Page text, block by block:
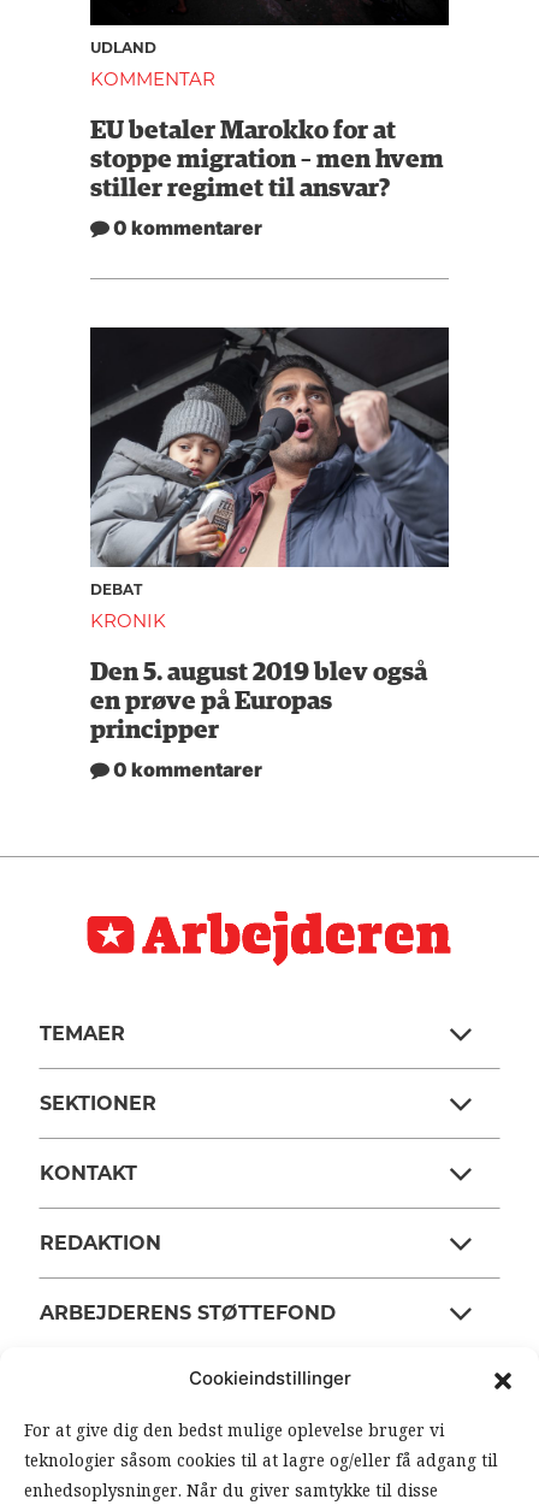
Cookieindstillinger
For at give dig den bedst mulige oplevelse bruger vi
teknologier såsom cookies til at lagre og/eller få adgang til
enhedsoplysninger. Når du giver samtykke til disse
UDLAND
KOMMENTAR
EU betaler Marokko for at
stoppe migration – men hvem
stiller regimet til ansvar?
0 kommentarer
DEBAT
KRONIK
Den 5. august 2019 blev også
en prøve på Europas
principper
0 kommentarer
TEMAER
SEKTIONER
KONTAKT
REDAKTION
ARBEJDERENS STØTTEFOND
ANSVARSHAVENDE REDAKTØR
OM ARBEJDEREN